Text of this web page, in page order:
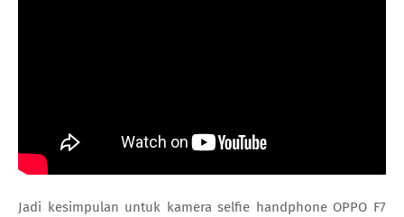
Jadi kesimpulan untuk kamera selfie handphone OPPO F7